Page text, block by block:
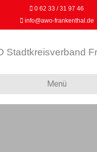
0 62 33 / 31 97 46
info@awo-frankenthal.de
Menü